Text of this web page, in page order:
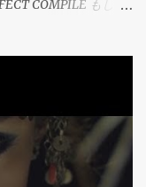
COMPILE もしく
直後の文形までの内
や文字式、といった
演習量も必要な分野